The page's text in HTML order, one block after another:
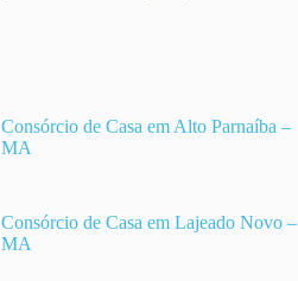
Consórcio de Casa em Alto Parnaíba –
MA
Consórcio de Casa em Lajeado Novo –
MA